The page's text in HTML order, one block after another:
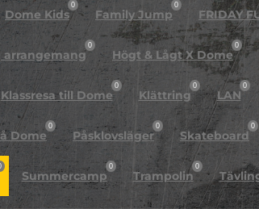
Dome Kids
0
Family Jump
0
FRIDAY
arrangemang
0
Högt & Lågt X Dome
0
Klassresa till Dome
0
Klättring
0
LAN
0
Dome
0
Påsklovsläger
0
Skateboard
0
Summercamp
0
Trampolin
0